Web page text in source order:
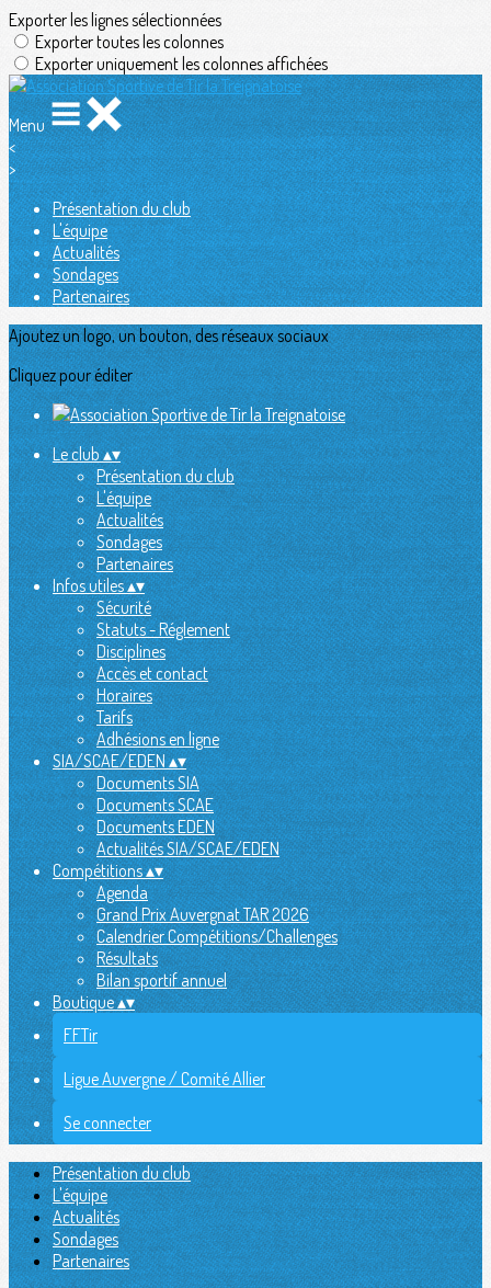
Exporter les lignes sélectionnées
Exporter toutes les colonnes
Exporter uniquement les colonnes affichées
Menu
<
>
Présentation du club
L'équipe
Actualités
Sondages
Partenaires
Ajoutez un logo, un bouton, des réseaux sociaux
Cliquez pour éditer
Le club▴▾
Présentation du club
L'équipe
Actualités
Sondages
Partenaires
Infos utiles▴▾
Sécurité
Statuts - Réglement
Disciplines
Accès et contact
Horaires
Tarifs
Adhésions en ligne
SIA/SCAE/EDEN▴▾
Documents SIA
Documents SCAE
Documents EDEN
Actualités SIA/SCAE/EDEN
Compétitions▴▾
Agenda
Grand Prix Auvergnat TAR 2026
Calendrier Compétitions/Challenges
Résultats
Bilan sportif annuel
Boutique▴▾
FFTir
Ligue Auvergne / Comité Allier
Se connecter
Présentation du club
L'équipe
Actualités
Sondages
Partenaires